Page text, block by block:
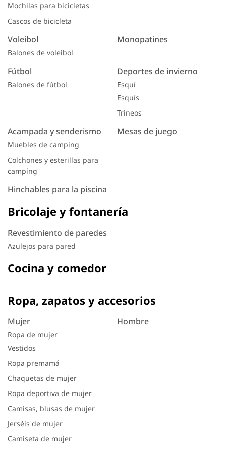
Mochilas para bicicletas
Cascos de bicicleta
Voleibol
Balones de voleibol
Monopatines
Fútbol
Balones de fútbol
Deportes de invierno
Esquí
Esquís
Trineos
Acampada y senderismo
Muebles de camping
Colchones y esterillas para
camping
Mesas de juego
Hinchables para la piscina
Bricolaje y fontanería
Revestimiento de paredes
Azulejos para pared
Cocina y comedor
Ropa, zapatos y accesorios
Mujer
Ropa de mujer
Vestidos
Ropa premamá
Chaquetas de mujer
Ropa deportiva de mujer
Camisas, blusas de mujer
Jerséis de mujer
Camiseta de mujer
Hombre